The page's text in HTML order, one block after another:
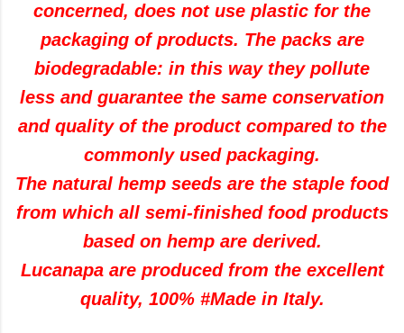
concerned, does not use plastic for the
packaging of products. The packs are
biodegradable: in this way they pollute
less and guarantee the same conservation
and quality of the product compared to the
commonly used packaging.
The natural hemp seeds are the staple food
from which all semi-finished food products
based on hemp are derived.
Lucanapa are produced from the excellent
quality, 100% #Made in Italy.